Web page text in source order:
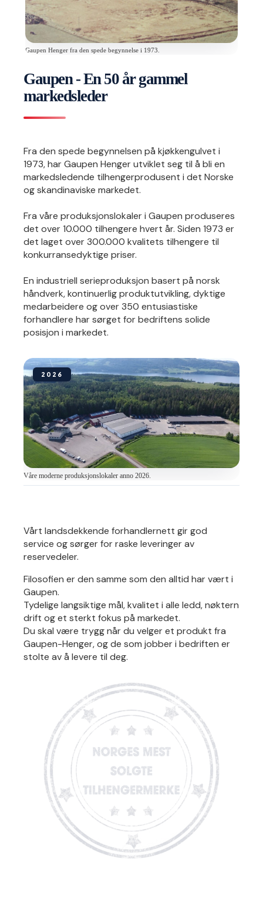
Gaupen Henger fra den spede begynnelse i 1973.
Gaupen - En 50 år gammel
markedsleder
Fra den spede begynnelsen på kjøkkengulvet i
1973, har Gaupen Henger utviklet seg til å bli en
markedsledende tilhengerprodusent i det Norske
og skandinaviske markedet.
Fra våre produksjonslokaler i Gaupen produseres
det over 10.000 tilhengere hvert år. Siden 1973 er
det laget over 300.000 kvalitets tilhengere til
konkurransedyktige priser.
En industriell serieproduksjon basert på norsk
håndverk, kontinuerlig produktutvikling, dyktige
medarbeidere og over 350 entusiastiske
forhandlere har sørget for bedriftens solide
posisjon i markedet.
Våre moderne produksjonslokaler anno 2026.
Vårt landsdekkende forhandlernett gir god
service og sørger for raske leveringer av
reservedeler.
Filosofien er den samme som den alltid har vært i
Gaupen.
Tydelige langsiktige mål, kvalitet i alle ledd, nøktern
drift og et sterkt fokus på markedet.
Du skal være trygg når du velger et produkt fra
Gaupen-Henger, og de som jobber i bedriften er
stolte av å levere til deg.